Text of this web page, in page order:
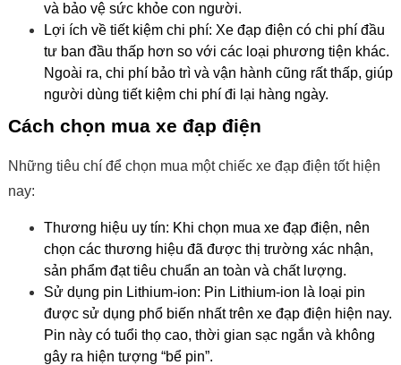
và bảo vệ sức khỏe con người.
Lợi ích về tiết kiệm chi phí: Xe đạp điện có chi phí đầu
tư ban đầu thấp hơn so với các loại phương tiện khác.
Ngoài ra, chi phí bảo trì và vận hành cũng rất thấp, giúp
người dùng tiết kiệm chi phí đi lại hàng ngày.
Cách chọn mua xe đạp điện
Những tiêu chí để chọn mua một chiếc xe đạp điện tốt hiện
nay:
Thương hiệu uy tín: Khi chọn mua xe đạp điện, nên
chọn các thương hiệu đã được thị trường xác nhận,
sản phẩm đạt tiêu chuẩn an toàn và chất lượng.
Sử dụng pin Lithium-ion: Pin Lithium-ion là loại pin
được sử dụng phổ biến nhất trên xe đạp điện hiện nay.
Pin này có tuổi thọ cao, thời gian sạc ngắn và không
gây ra hiện tượng “bể pin”.